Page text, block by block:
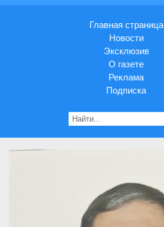
Главная страница
Новости
Эксклюзив
О газете
Реклама
Подписка